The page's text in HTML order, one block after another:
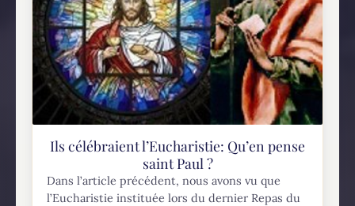
Ils célébraient l’Eucharistie: Qu’en pense
saint Paul ?
Dans l’article précédent, nous avons vu que
l’Eucharistie instituée lors du dernier Repas du